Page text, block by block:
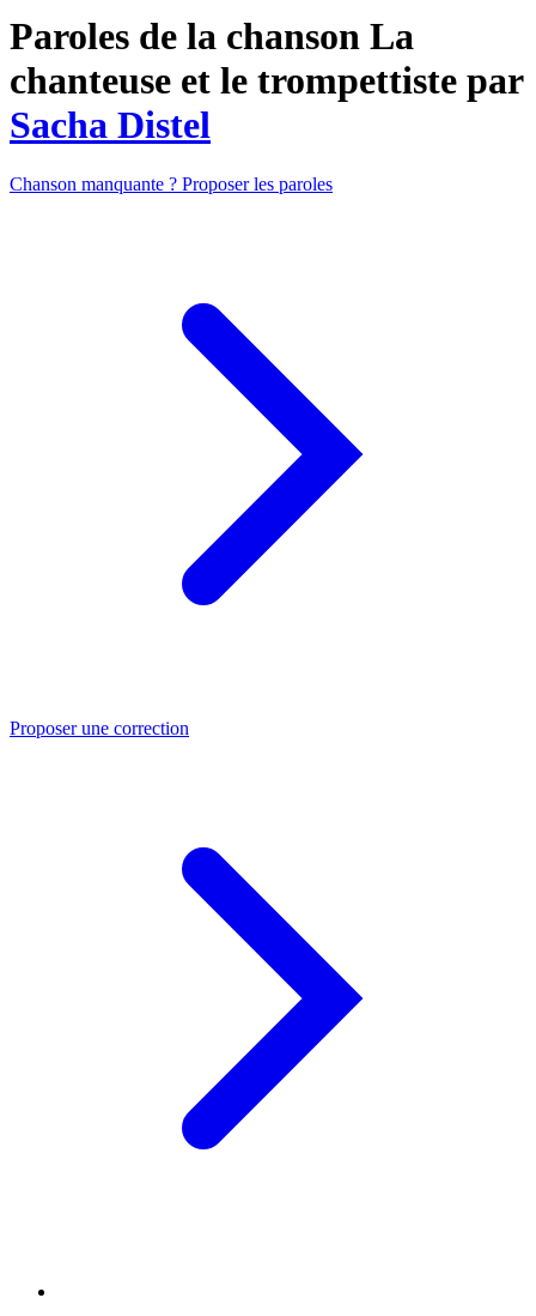
Paroles de la chanson La
chanteuse et le trompettiste par
Sacha Distel
Chanson manquante ? Proposer les paroles
Proposer une correction